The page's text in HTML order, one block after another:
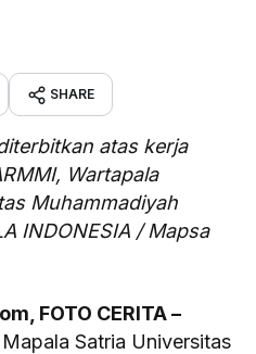
SHARE
atas kerja
Wartapala
Muhammadiyah
INDONESIA / Mapsa
FOTO CERITA –
Satria Universitas